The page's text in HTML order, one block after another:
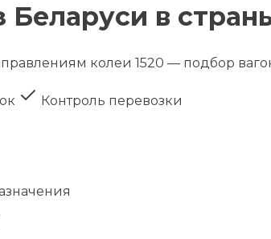
в
колеи 1520 — подбор
Контроль перевозки